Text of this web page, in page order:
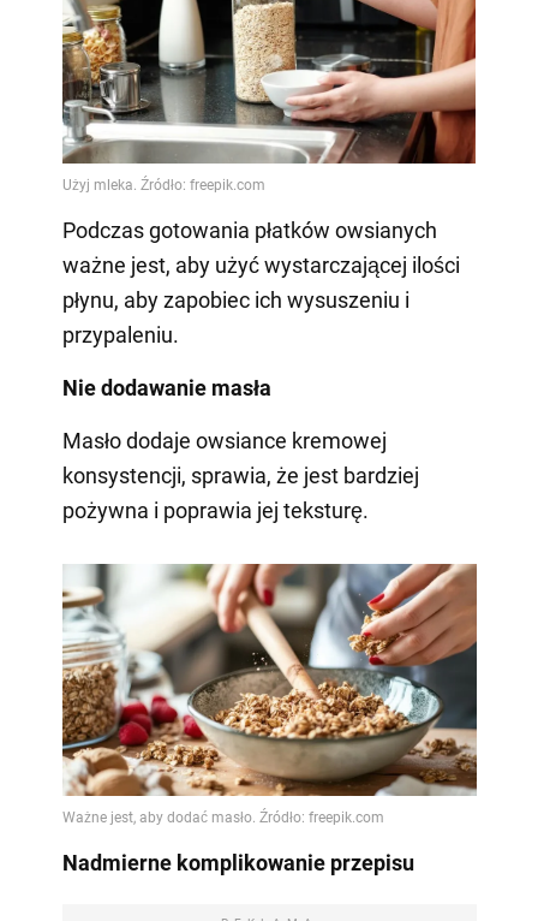
Podczas gotowania płatków owsianych
ważne jest, aby użyć wystarczającej ilości
płynu, aby zapobiec ich wysuszeniu i
przypaleniu.
Nie dodawanie masła
Masło dodaje owsiance kremowej
konsystencji, sprawia, że jest bardziej
pożywna i poprawia jej teksturę.
Nadmierne komplikowanie przepisu